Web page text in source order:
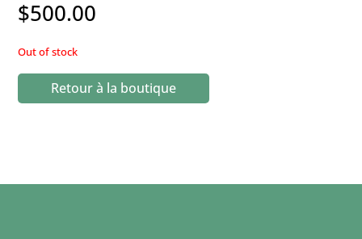
$500.00
Out of stock
Retour à la boutique